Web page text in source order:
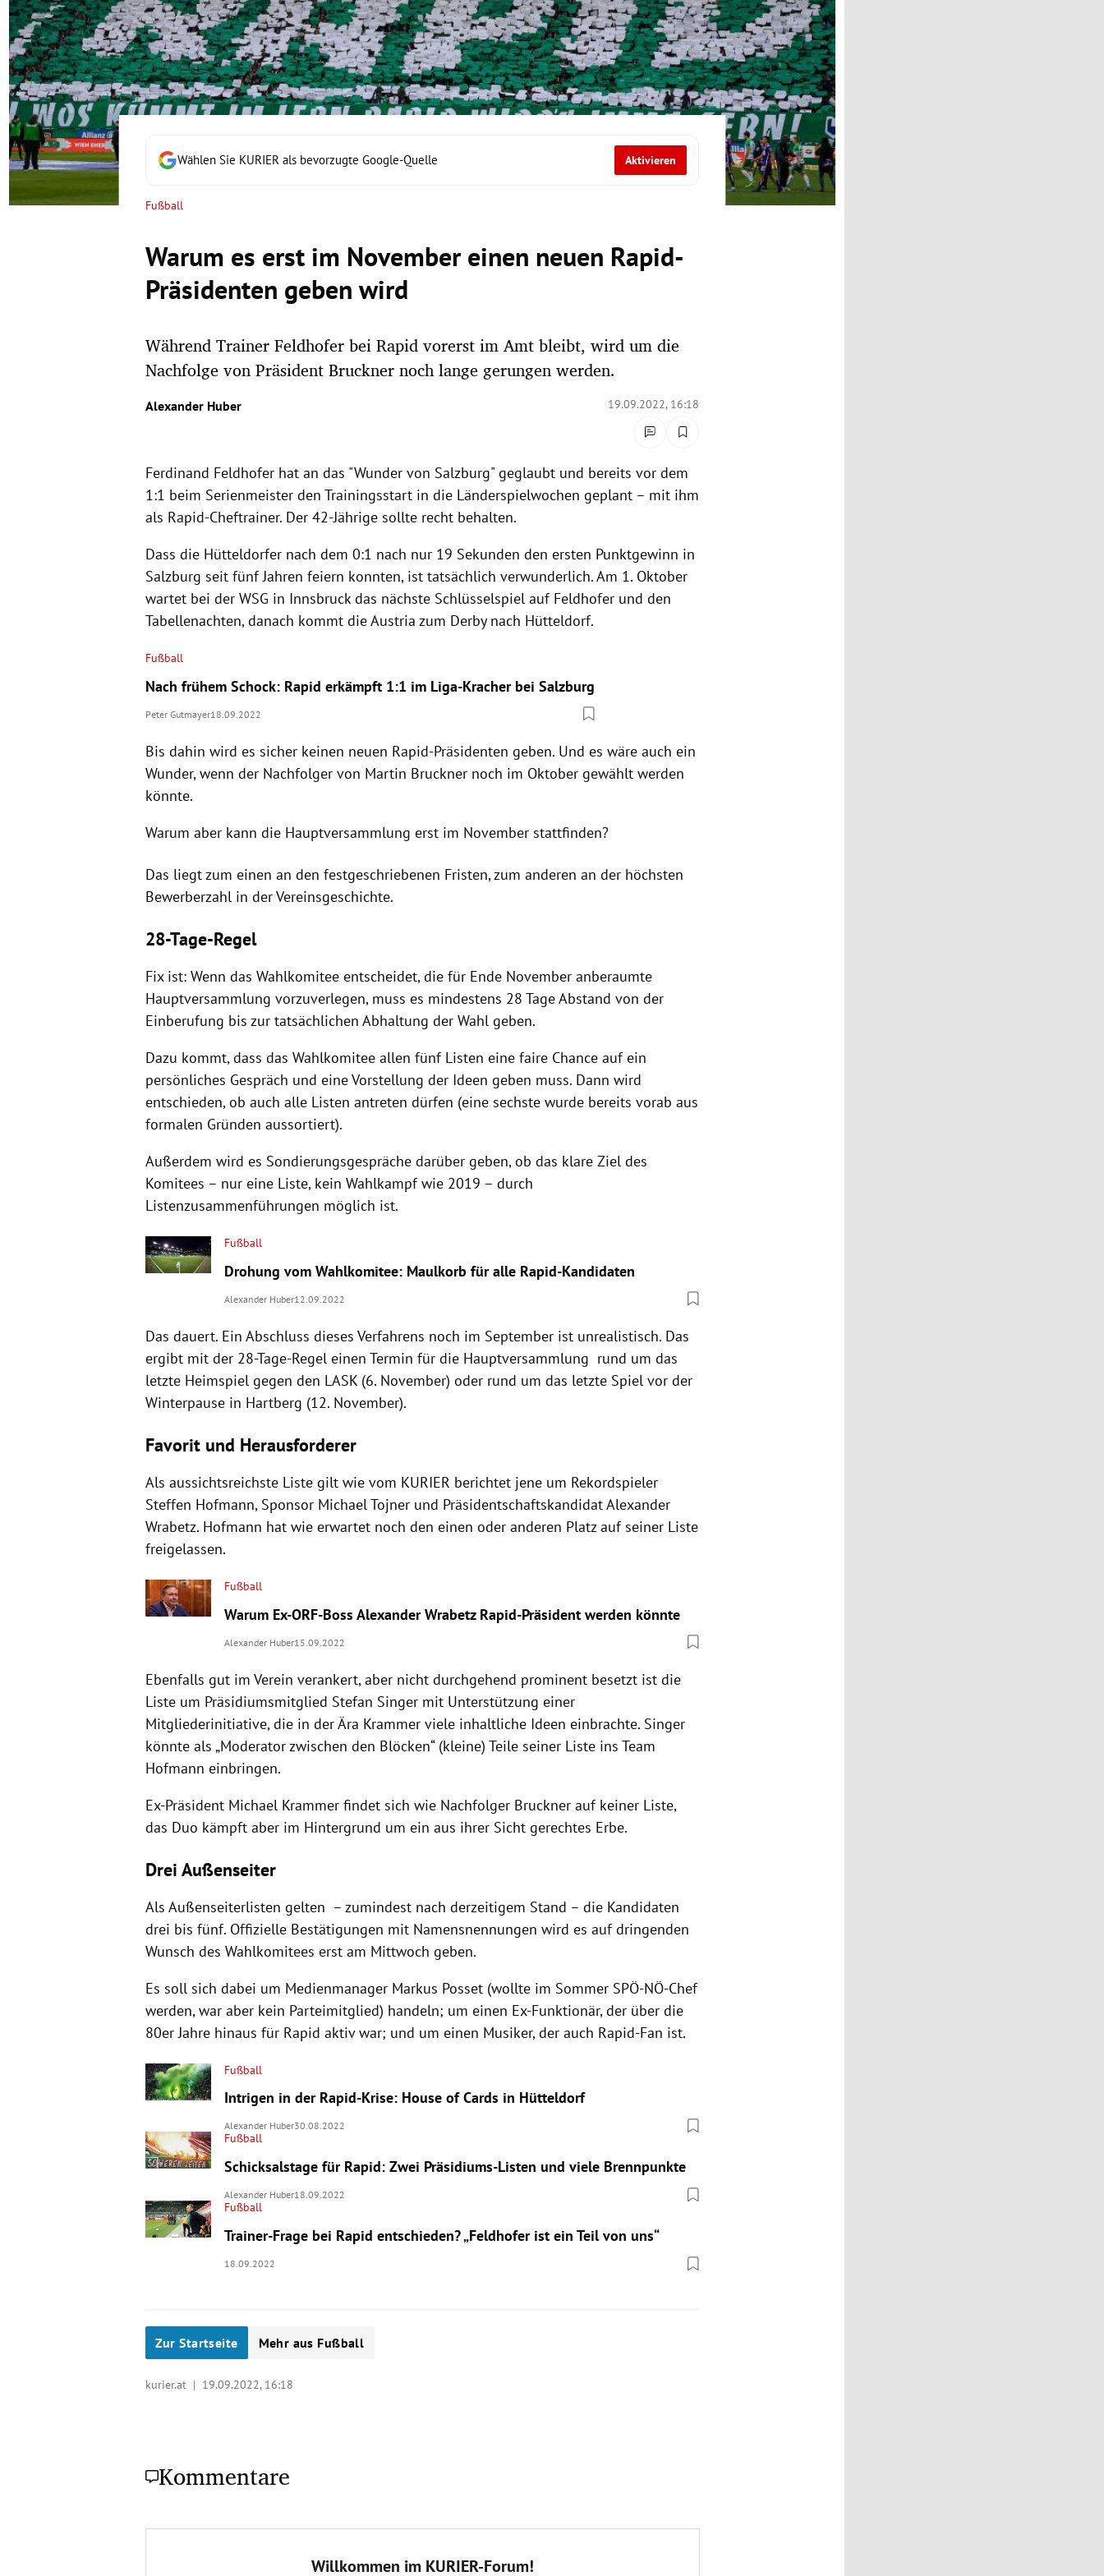
Untermenü
Untermenü
Untermenü
Untermenü Wählen Sie KURIER als bevorzugte Google-Quelle Aktivieren
Fußball
Warum es erst im November einen neuen Rapid-
Präsidenten geben wird
Während Trainer Feldhofer bei Rapid vorerst im Amt bleibt, wird um die
Nachfolge von Präsident Bruckner noch lange gerungen werden.
Alexander Huber 19.09.2022, 16:18
Ferdinand Feldhofer hat an das "Wunder von Salzburg" geglaubt und bereits vor dem
1:1 beim Serienmeister den Trainingsstart in die Länderspielwochen geplant – mit ihm
als Rapid-Cheftrainer. Der 42-Jährige sollte recht behalten.
Dass die Hütteldorfer nach dem 0:1 nach nur 19 Sekunden den ersten Punktgewinn in
Salzburg seit fünf Jahren feiern konnten, ist tatsächlich verwunderlich. Am 1. Oktober
wartet bei der WSG in Innsbruck das nächste Schlüsselspiel auf Feldhofer und den
Tabellenachten, danach kommt die Austria zum Derby nach Hütteldorf.
Fußball
Nach frühem Schock: Rapid erkämpft 1:1 im Liga-Kracher bei Salzburg
Peter Gutmayer18.09.2022
Bis dahin wird es sicher keinen neuen Rapid-Präsidenten geben. Und es wäre auch ein
Wunder, wenn der Nachfolger von Martin Bruckner noch im Oktober gewählt werden
könnte.
Warum aber kann die Hauptversammlung erst im November stattfinden?
Das liegt zum einen an den festgeschriebenen Fristen, zum anderen an der höchsten
Bewerberzahl in der Vereinsgeschichte.
28-Tage-Regel
Fix ist: Wenn das Wahlkomitee entscheidet, die für Ende November anberaumte
Hauptversammlung vorzuverlegen, muss es mindestens 28 Tage Abstand von der
Einberufung bis zur tatsächlichen Abhaltung der Wahl geben.
Dazu kommt, dass das Wahlkomitee allen fünf Listen eine faire Chance auf ein
persönliches Gespräch und eine Vorstellung der Ideen geben muss. Dann wird
entschieden, ob auch alle Listen antreten dürfen (eine sechste wurde bereits vorab aus
formalen Gründen aussortiert).
Außerdem wird es Sondierungsgespräche darüber geben, ob das klare Ziel des
Komitees – nur eine Liste, kein Wahlkampf wie 2019 – durch
Listenzusammenführungen möglich ist.
Fußball
Drohung vom Wahlkomitee: Maulkorb für alle Rapid-Kandidaten
Alexander Huber12.09.2022
Das dauert. Ein Abschluss dieses Verfahrens noch im September ist unrealistisch. Das
ergibt mit der 28-Tage-Regel einen Termin für die Hauptversammlung rund um das
letzte Heimspiel gegen den LASK (6. November) oder rund um das letzte Spiel vor der
Winterpause in Hartberg (12. November).
Favorit und Herausforderer
Als aussichtsreichste Liste gilt wie vom KURIER berichtet jene um Rekordspieler
Steffen Hofmann, Sponsor Michael Tojner und Präsidentschaftskandidat Alexander
Wrabetz. Hofmann hat wie erwartet noch den einen oder anderen Platz auf seiner Liste
freigelassen.
Fußball
Warum Ex-ORF-Boss Alexander Wrabetz Rapid-Präsident werden könnte
Alexander Huber15.09.2022
Ebenfalls gut im Verein verankert, aber nicht durchgehend prominent besetzt ist die
Liste um Präsidiumsmitglied Stefan Singer mit Unterstützung einer
Mitgliederinitiative, die in der Ära Krammer viele inhaltliche Ideen einbrachte. Singer
könnte als „Moderator zwischen den Blöcken“ (kleine) Teile seiner Liste ins Team
Hofmann einbringen.
Ex-Präsident Michael Krammer findet sich wie Nachfolger Bruckner auf keiner Liste,
das Duo kämpft aber im Hintergrund um ein aus ihrer Sicht gerechtes Erbe.
Drei Außenseiter
Als Außenseiterlisten gelten – zumindest nach derzeitigem Stand – die Kandidaten
drei bis fünf. Offizielle Bestätigungen mit Namensnennungen wird es auf dringenden
Wunsch des Wahlkomitees erst am Mittwoch geben.
Es soll sich dabei um Medienmanager Markus Posset (wollte im Sommer SPÖ-NÖ-Chef
werden, war aber kein Parteimitglied) handeln; um einen Ex-Funktionär, der über die
80er Jahre hinaus für Rapid aktiv war; und um einen Musiker, der auch Rapid-Fan ist.
Fußball
Intrigen in der Rapid-Krise: House of Cards in Hütteldorf
Alexander Huber30.08.2022
Fußball
Schicksalstage für Rapid: Zwei Präsidiums-Listen und viele Brennpunkte
Alexander Huber18.09.2022
Fußball
Trainer-Frage bei Rapid entschieden? „Feldhofer ist ein Teil von uns“
18.09.2022
Zur Startseite Mehr aus Fußball
kurier.at | 19.09.2022, 16:18
Kommentare